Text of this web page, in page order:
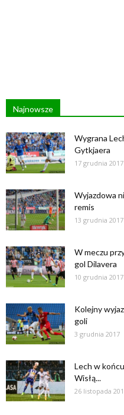
Najnowsze
Wygrana
Gytkjaera
17 grudnia 2017
Wyjazdowa
remis
13 grudnia 2017
W meczu
gol Dilavera
10 grudnia 2017
Kolejny
goli
3 grudnia 2017
Lech w
Wisłą...
26 listopada